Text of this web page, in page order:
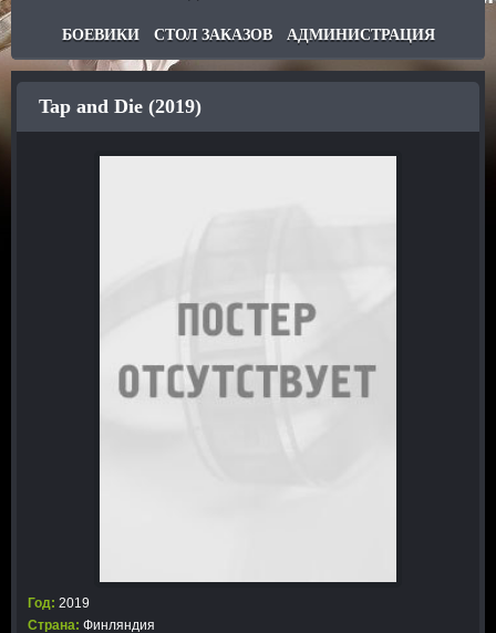
БОЕВИКИ СТОЛ ЗАКАЗОВ АДМИНИСТРАЦИЯ
Tap and Die (2019)
Год: 2019
Страна: Финляндия